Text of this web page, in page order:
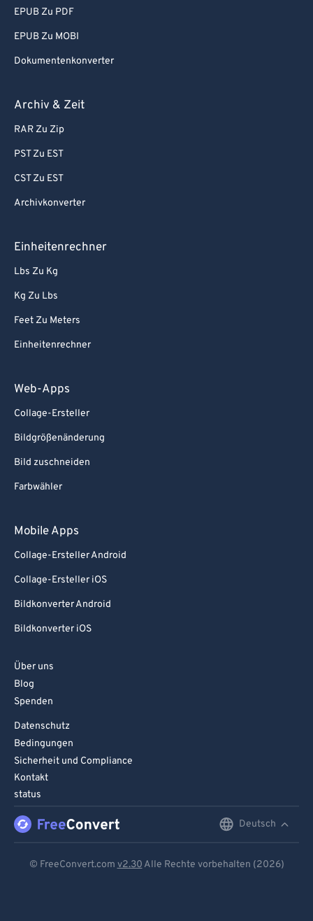
EPUB Zu PDF
EPUB Zu MOBI
Dokumentenkonverter
Archiv & Zeit
RAR Zu Zip
PST Zu EST
CST Zu EST
Archivkonverter
Einheitenrechner
Lbs Zu Kg
Kg Zu Lbs
Feet Zu Meters
Einheitenrechner
Web-Apps
Collage-Ersteller
Bildgrößenänderung
Bild zuschneiden
Farbwähler
Mobile Apps
Collage-Ersteller Android
Collage-Ersteller iOS
Bildkonverter Android
Bildkonverter iOS
Über uns
Blog
Spenden
Datenschutz
Bedingungen
Sicherheit und Compliance
Kontakt
status
Deutsch
© FreeConvert.com v2.30 Alle Rechte vorbehalten (2026)